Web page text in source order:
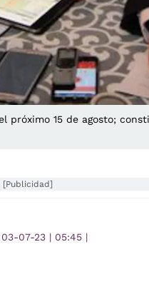
15 de agosto;
[Publicidad]
03-07-23 | 05:45 |